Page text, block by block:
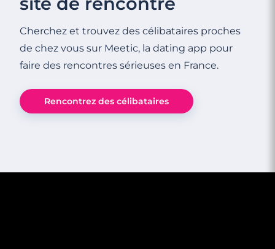
Cherchez et trouvez des célibataires proches
de chez vous sur Meetic, la dating app pour
faire des rencontres sérieuses en France.
Rencontrez des célibataires